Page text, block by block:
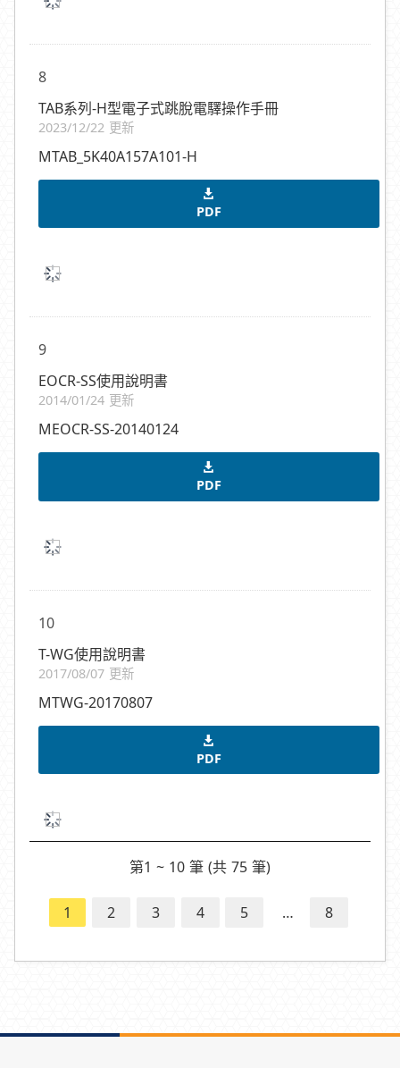
8
TAB系列-H型電子式跳脫電驛操作手冊
2023/12/22 更新
MTAB_5K40A157A101-H
PDF
9
EOCR-SS使用說明書
2014/01/24 更新
MEOCR-SS-20140124
PDF
10
T-WG使用說明書
2017/08/07 更新
MTWG-20170807
PDF
第1 ~ 10 筆 (共 75 筆)
1 2 3 4 5 … 8